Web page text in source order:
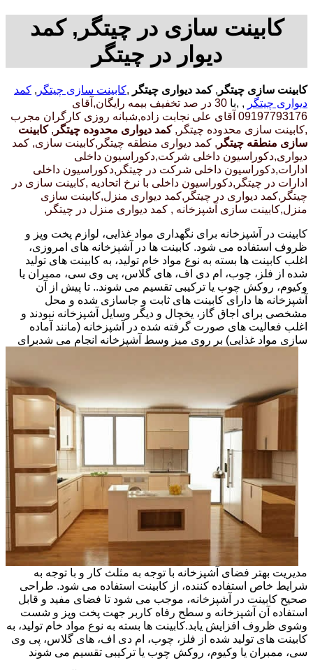
کابینت سازی در چیتگر, کمد
دیوار در چیتگر
کابینت سازی چیتگر ,کمد دیواری چیتگر ,کابینت سازی چیتگر , کمد
دیواری چیتگر , ,با
30 در صد تخفیف بیمه رایگان,آقای
09197793176 آقای علی نجابت زاده,شبانه روزی کارگران مجرب
,کابینت سازی محدوده چیتگر,کمد دیواری محدوده چیتگر , کابینت
سازی منطقه چیتگر , کمد دیواری منطقه چیتگر,کابینت سازی, کمد
دیواری,دکوراسیون داخلی شرکت,دکوراسیون داخلی
ادارات,دکوراسیون داخلی شرکت در چیتگر,دکوراسیون داخلی
ادارات در چیتگر,دکوراسیون داخلی با نرخ اتحادیه ,کابینت سازی در
چیتگر,کمد دیواری در چیتگر,کمد دیواری منزل,کابینت سازی
منزل,کابینت سازی آشپزخانه , کمد دیواری منزل در چیتگر,
کابینت در آشپزخانه برای نگهداری مواد غذایی، لوازم پخت وپز و
ظروف استفاده می شود. کابینت ها در آشپزخانه های امروزی،
اغلب کابینت ها بسته به نوع مواد خام تولید، به کابینت های تولید
شده از فلز، چوب، ام دی اف، های گلاس، پی وی سی، ممبران یا
وکیوم، روکش چوب یا ترکیبی تقسیم می شوند.. تا پیش از آن
آشپزخانه ها دارای کابینت های ثابت و جاسازی شده و محل
مشخصی برای اجاق گاز، یخچال و دیگر وسایل آشپزخانه نبودند و
اغلب فعالیت های صورت گرفته شده در آشپزخانه (مانند آماده
سازی مواد غذایی) بر روی میز وسط آشپزخانه انجام می شدبرای
مدیریت بهتر فضای آشپزخانه با توجه به مثلث کار و با توجه به
شرایط خاص استفاده کننده، از کابینت استفاده می شود. طراحی
صحیح کابینت در آشپزخانه، موجب می شود تا فضای مفید و قابل
استفاده آن آشپزخانه و سطح رفاه کاربر جهت پخت وپز و شست
وشوی ظروف افزایش یابد.کابینت ها بسته به نوع مواد خام تولید، به
کابینت های تولید شده از فلز، چوب، ام دی اف، های گلاس، پی وی
سی، ممبران یا وکیوم، روکش چوب یا ترکیبی تقسیم می شوند